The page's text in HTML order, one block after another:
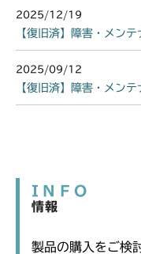
2025/12/19
【復旧済】障害・メンテ
2025/09/12
【復旧済】障害・メンテ
INFO
情報
製品の購入をご検